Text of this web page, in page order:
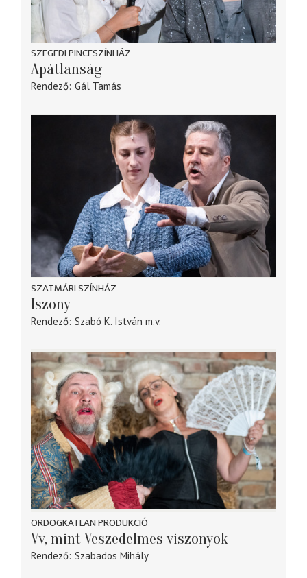
SZEGEDI PINCESZÍNHÁZ
Apátlanság
Rendező Gál Tamás
SZATMÁRI SZÍNHÁZ
Iszony
Rendező Szabó K. István m.v.
ÖRDÖGKATLAN PRODUKCIÓ
Vv, mint Veszedelmes viszonyok
Rendező Szabados Mihály